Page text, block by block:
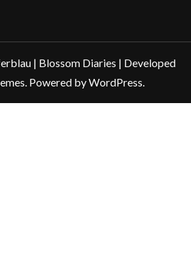
| Blossom Diaries | Developed
. Powered byWordPress.